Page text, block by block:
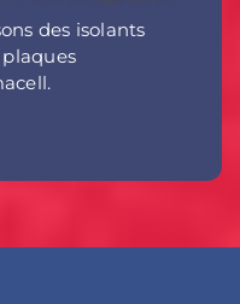
des isolants